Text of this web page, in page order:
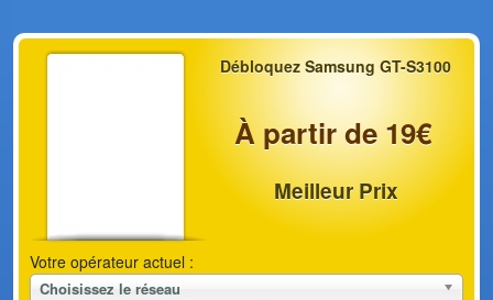
Débloquez Samsung GT-S3100
À partir de 19€
Meilleur Prix
Votre opérateur actuel :
Choisissez le réseau